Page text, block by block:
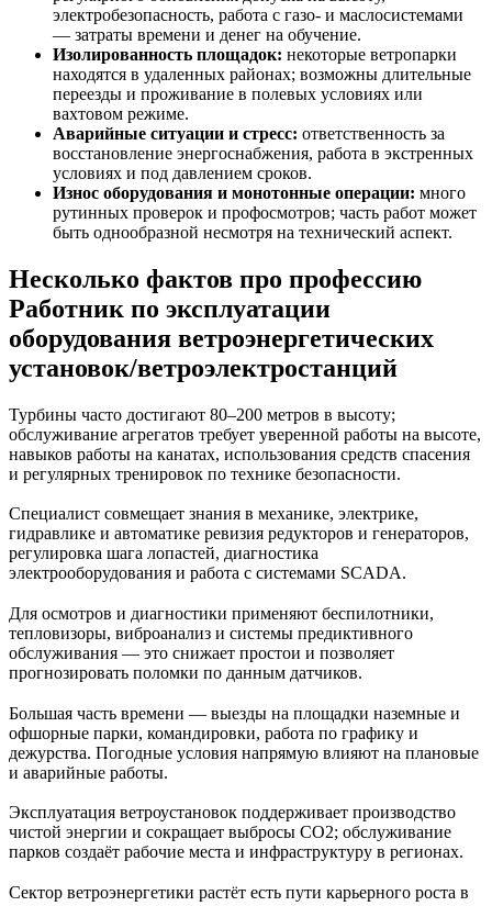
электробезопасность, работа с газо‑ и маслосистемами
— затраты времени и денег на обучение.
Изолированность площадок: некоторые ветропарки
находятся в удаленных районах; возможны длительные
переезды и проживание в полевых условиях или
вахтовом режиме.
Аварийные ситуации и стресс: ответственность за
восстановление энергоснабжения, работа в экстренных
условиях и под давлением сроков.
Износ оборудования и монотонные операции: много
рутинных проверок и профосмотров; часть работ может
быть однообразной несмотря на технический аспект.
Несколько фактов про профессию
Работник по эксплуатации
оборудования ветроэнергетических
установок/ветроэлектростанций
Турбины часто достигают 80–200 метров в высоту;
обслуживание агрегатов требует уверенной работы на высоте,
навыков работы на канатах, использования средств спасения
и регулярных тренировок по технике безопасности.
Специалист совмещает знания в механике, электрике,
гидравлике и автоматике ревизия редукторов и генераторов,
регулировка шага лопастей, диагностика
электрооборудования и работа с системами SCADA.
Для осмотров и диагностики применяют беспилотники,
тепловизоры, виброанализ и системы предиктивного
обслуживания — это снижает простои и позволяет
прогнозировать поломки по данным датчиков.
Большая часть времени — выезды на площадки наземные и
офшорные парки, командировки, работа по графику и
дежурства. Погодные условия напрямую влияют на плановые
и аварийные работы.
Эксплуатация ветроустановок поддерживает производство
чистой энергии и сокращает выбросы CO2; обслуживание
парков создаёт рабочие места и инфраструктуру в регионах.
Сектор ветроэнергетики растёт есть пути карьерного роста в